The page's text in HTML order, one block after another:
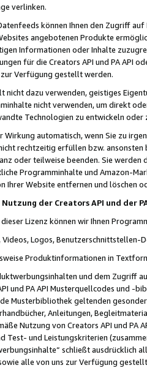
verlinken.
können Ihnen den Zugriff
angebotenen Produkte
Informationen oder Inhalte
für die Creators API und PA API
Verfügung gestellt werden.
nicht dazu verwenden, geistiges
nicht verwenden, um direkt
Technologien zu entwickeln
automatisch, wenn Sie zu
rechtzeitig erfüllen bzw. ansonsten
oder teilweise beenden. Sie werden
Programminhalte und Amazon-
Ihrer Website entfernen und löschen
der Creators API und der
dieser Lizenz können wir Ihnen
Videos, Logos, Benutzerschnittstellen-
Produktinformationen in
und dem Zugriff
und PA API Musterquellcodes und
Musterbibliothek geltenden
Anleitungen,
Nutzung von Creators API und PA
Test- und Leistungskriterien
schließt ausdrücklich
alle von uns zur Verfügung